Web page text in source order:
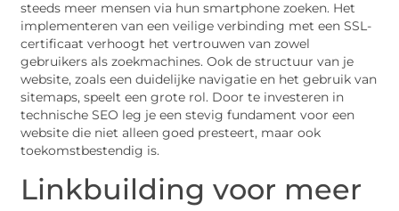
steeds meer mensen via hun smartphone zoeken. Het
implementeren van een veilige verbinding met een SSL-
certificaat verhoogt het vertrouwen van zowel
gebruikers als zoekmachines. Ook de structuur van je
website, zoals een duidelijke navigatie en het gebruik van
sitemaps, speelt een grote rol. Door te investeren in
technische SEO leg je een stevig fundament voor een
website die niet alleen goed presteert, maar ook
toekomstbestendig is.
Linkbuilding voor meer